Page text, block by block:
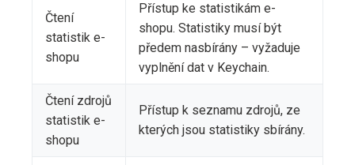
Čtení
statistik e-
shopu
Přístup ke statistikám e-
shopu. Statistiky musí být
předem nasbírány – vyžaduje
vyplnění dat v Keychain.
Čtení zdrojů
statistik e-
shopu
Přístup k seznamu zdrojů, ze
kterých jsou statistiky sbírány.